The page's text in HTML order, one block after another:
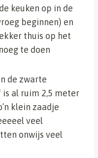
keuken op in de
beginnen) en
thuis op het
te doen
de zwarte
is al ruim 2,5 meter
klein zaadje
veel
onwijs veel